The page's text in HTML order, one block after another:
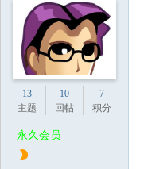
13
主题
10
回帖
7
积分
永久会员